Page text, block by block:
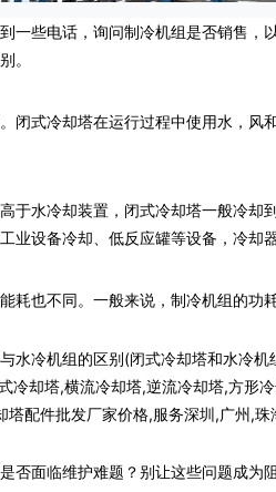
一些电话，询问制冷机组是否销售，
。
式冷却塔在运行过程中使用水，风
水冷却装置，闭式冷却塔一般冷却
业设备冷却、低反应罐等设备，冷却
也不同。一般来说，制冷机组的功
水冷机组的区别(闭式冷却塔和水冷
冷却塔,横流冷却塔,逆流冷却塔,方形
配件批发厂家价格,服务深圳,广州,
否面临维护难题？别让这些问题成为